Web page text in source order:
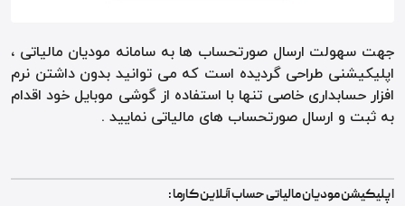
جهت سهولت ارسال صورتحساب ها به سامانه مودیان مالیاتی ،
اپلیکیشنی طراحی گردیده است که می توانید بدون داشتن نرم
افزار حسابداری خاصی تنها با استفاده از گوشی موبایل خود اقدام
به ثبت و ارسال صورتحساب های مالیاتی نمایید .
اپلیکیشن مودیان مالیاتی حساب آنلاین کارما :